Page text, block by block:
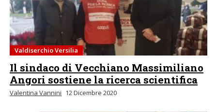
Valdiserchio Versilia
Il sindaco di Vecchiano Massimiliano
Angori sostiene la ricerca scientifica
Valentina Vannini 12 Dicembre 2020